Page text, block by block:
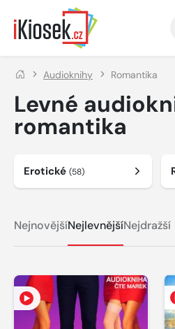
Přejít na hlavní obsah
Audioknihy Romantika
Levné
romantika
Erotické (58)
NejnovějšíNejlevnějšíNejdražší